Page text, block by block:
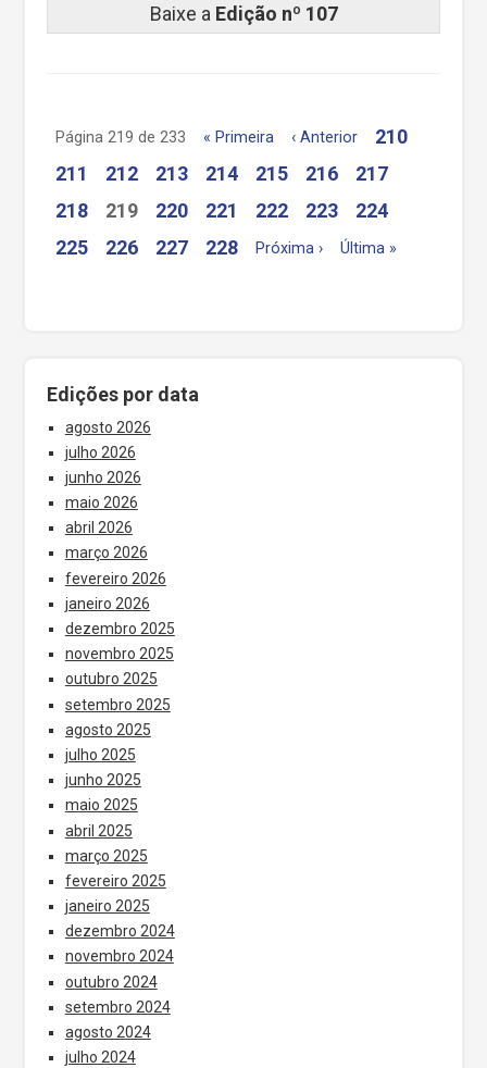
Baixe a Edição nº 107
Página 219 de 233 « Primeira ‹ Anterior
210
211
212 213 214 215 216
217
218
219 220 221 222 223
224
225
226 227 228 Próxima › Última »
Edições por data
agosto 2026
julho 2026
junho 2026
maio 2026
abril 2026
março 2026
fevereiro 2026
janeiro 2026
dezembro 2025
novembro 2025
outubro 2025
setembro 2025
agosto 2025
julho 2025
junho 2025
maio 2025
abril 2025
março 2025
fevereiro 2025
janeiro 2025
dezembro 2024
novembro 2024
outubro 2024
setembro 2024
agosto 2024
julho 2024